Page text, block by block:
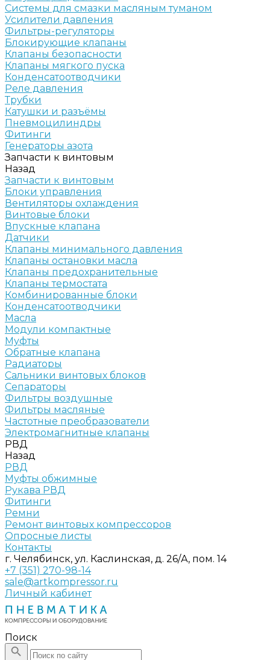
Системы для смазки масляным туманом
Усилители давления
Фильтры-регуляторы
Блокирующие клапаны
Клапаны безопасности
Клапаны мягкого пуска
Конденсатоотводчики
Реле давления
Трубки
Катушки и разъёмы
Пневмоцилиндры
Фитинги
Генераторы азота
Запчасти к винтовым
Назад
Запчасти к винтовым
Блоки управления
Вентиляторы охлаждения
Винтовые блоки
Впускные клапана
Датчики
Клапаны минимального давления
Клапаны остановки масла
Клапаны предохранительные
Клапаны термостата
Комбинированные блоки
Конденсатоотводчики
Масла
Модули компактные
Муфты
Обратные клапана
Радиаторы
Сальники винтовых блоков
Сепараторы
Фильтры воздушные
Фильтры масляные
Частотные преобразователи
Электромагнитные клапаны
РВД
Назад
РВД
Муфты обжимные
Рукава РВД
Фитинги
Ремни
Ремонт винтовых компрессоров
Опросные листы
Контакты
г. Челябинск, ул. Каслинская, д. 26/А, пом. 14
+7 (351) 270-98-14
sale@artkompressor.ru
Личный кабинет
Поиск